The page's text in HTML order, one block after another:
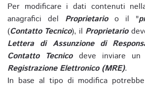
Per modificare i dati contenuti
anagrafici del Proprietarioo il "
(Contatto Tecnico), il Proprietario
Lettera di Assunzione di
Contatto Tecnicodeve inviare un
Registrazione Elettronico (MRE).
In base al tipo di modifica potrebbe